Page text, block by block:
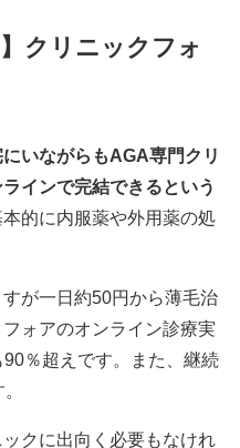
クリニックフォ
にいながらもAGA専門クリ
インで完結できるという
的に内服薬や外用薬の処
が一日約50円から薄毛治
ォアのオンライン診療実
％超えです。また、継続
クに出向く必要もなけれ